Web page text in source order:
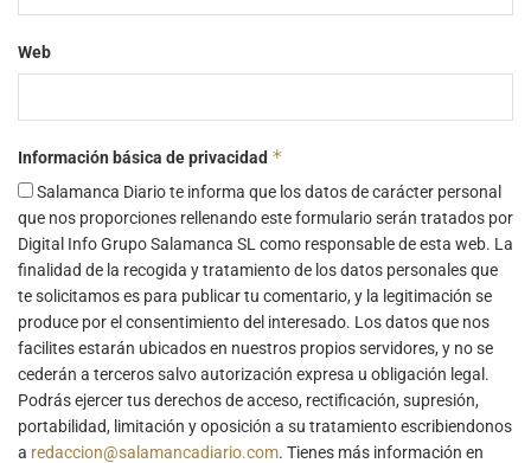
Web
Información básica de privacidad *
Salamanca Diario te informa que los datos de carácter personal
que nos proporciones rellenando este formulario serán tratados por
Digital Info Grupo Salamanca SL como responsable de esta web. La
finalidad de la recogida y tratamiento de los datos personales que
te solicitamos es para publicar tu comentario, y la legitimación se
produce por el consentimiento del interesado. Los datos que nos
facilites estarán ubicados en nuestros propios servidores, y no se
cederán a terceros salvo autorización expresa u obligación legal.
Podrás ejercer tus derechos de acceso, rectificación, supresión,
portabilidad, limitación y oposición a su tratamiento escribiendonos
a redaccion@salamancadiario.com. Tienes más información en